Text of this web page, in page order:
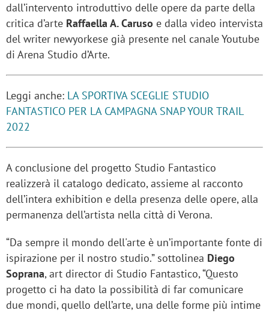
dall’intervento introduttivo delle opere da parte della
critica d’arte Raffaella A. Caruso e dalla video intervista
del writer newyorkese già presente nel canale Youtube
di Arena Studio d’Arte.
Leggi anche: LA SPORTIVA SCEGLIE STUDIO
FANTASTICO PER LA CAMPAGNA SNAP YOUR TRAIL
2022
A conclusione del progetto Studio Fantastico
realizzerà il catalogo dedicato, assieme al racconto
dell’intera exhibition e della presenza delle opere, alla
permanenza dell’artista nella città di Verona.
“Da sempre il mondo dell'arte è un’importante fonte di
ispirazione per il nostro studio.” sottolinea Diego
Soprana, art director di Studio Fantastico, “Questo
progetto ci ha dato la possibilità di far comunicare
due mondi, quello dell’arte, una delle forme più intime